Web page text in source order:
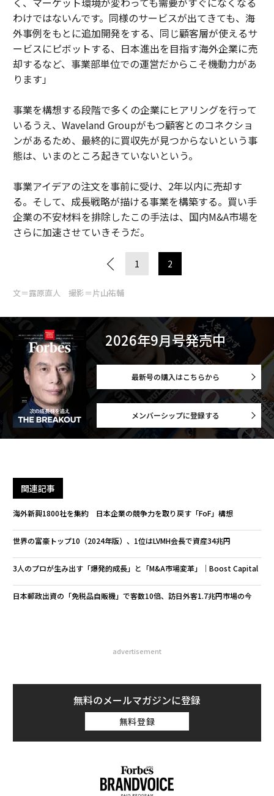
わけではないんです。同様のサービスが出てきても、海
外事例をもとに追加開発をする、同じ顧客層が使えるサ
ービスにピボットする、日本進出を目指す海外企業に売
却するなど、事業部単位での運営だからこそ機動力があ
ります」
事業を構想する段階で多くの企業にヒアリングを行って
いるうえ、Waveland Groupがもつ顧客とのコネクショ
ンがあるため、最終的に買収先が見つからないという事
態は、いまのところ起きていないという。
事業アイデアの注文を事前に受け、2年以内に売却す
る。そして、成長戦略が描ける事業を構築する。買い手
企業の不安材料を排除したこの手法は、国内M&A市場を
さらに加速させていきそうだ。
1 2
文＝露原直人 撮影＝片山祐輔
2026年9月号発売中
最新号の購入はこちらから
メンバーシップに登録する
関連記事
海外新興1800社を集約 日本企業の競争力を取り戻す「FoF」構想
世界の富豪トップ10（2024年版）、1位はLVMH会長で資産34兆円
3人のプロが生み出す「爆発的成長」と「M&A市場変革」｜Boost Capital
日本郵政出資の「免税品自販機」で客数10倍、訪日外客1.7兆円市場の今
advertisement
無料のメールマガジンに登録
無料登録